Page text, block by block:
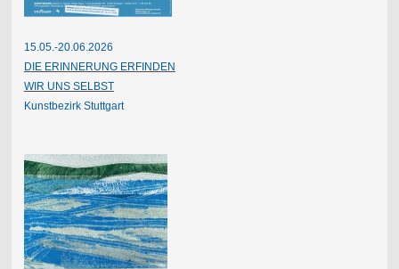
15.05.-20.06.2026
DIE ERINNERUNG ERFINDEN
WIR UNS SELBST
Kunstbezirk Stuttgart